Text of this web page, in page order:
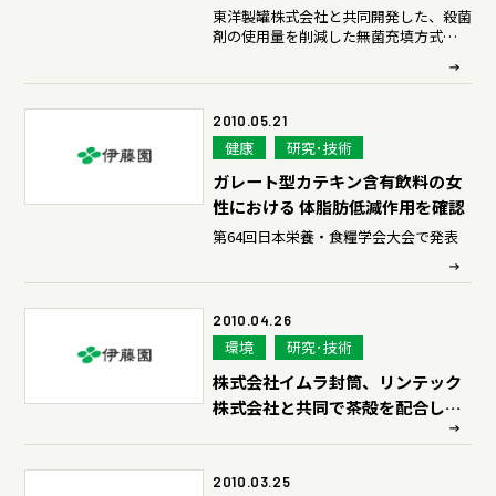
東洋製罐株式会社と共同開発した、殺菌
剤の使用量を削減した無菌充填方式
型ペットボトルなどにより環境負荷の低
2010.05.21
健康 研究･技術
ガレート型カテキン含有飲料の女
性における 体脂肪低減作用を確認
第64回日本栄養・食糧学会大会で発表
2010.04.26
環境 研究･技術
株式会社イムラ封筒、リンテック
株式会社と共同で茶殻を配合した
お茶封筒「お茶殻入り封筒」を開
2010.03.25